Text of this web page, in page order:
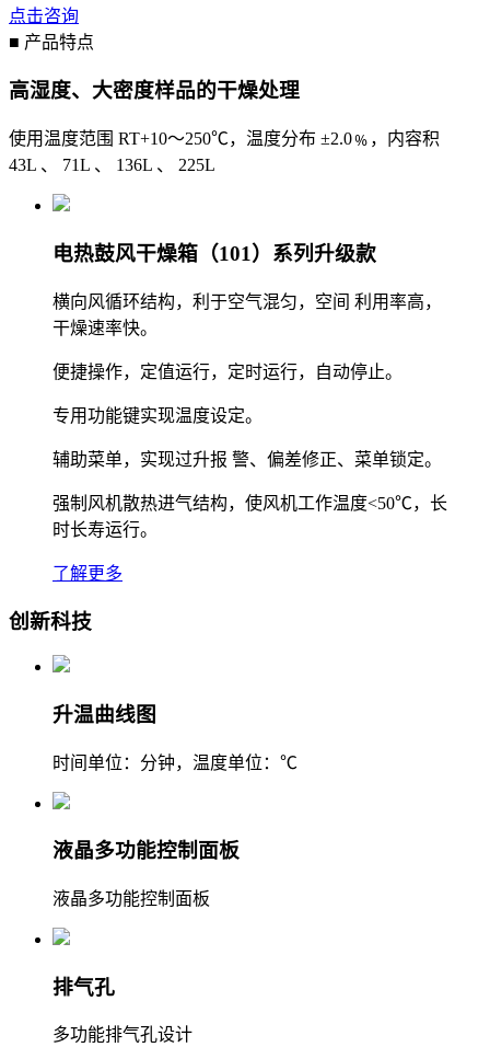
点击咨询
■ 产品特点
高湿度、大密度样品的干燥处理
使用温度范围 RT+10～250℃，温度分布 ±2.0﹪，内容积
43L 、 71L 、 136L 、 225L
电热鼓风干燥箱（101）系列升级款
横向风循环结构，利于空气混匀，空间 利用率高，
干燥速率快。
便捷操作，定值运行，定时运行，自动停止。
专用功能键实现温度设定。
辅助菜单，实现过升报 警、偏差修正、菜单锁定。
强制风机散热进气结构，使风机工作温度<50℃，长
时长寿运行。
了解更多
创新科技
升温曲线图
时间单位：分钟，温度单位：℃
液晶多功能控制面板
液晶多功能控制面板
排气孔
多功能排气孔设计